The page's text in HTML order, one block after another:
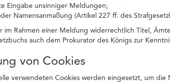
Eingabe unsinniger Meldungen;
Namensanmaßung (Artikel 227 ff. des
im Rahmen einer Meldung widerrechtlich Titel,
auch dem Prokurator des Königs zur
von Cookies
verwendeten Cookies werden eingesetzt, um